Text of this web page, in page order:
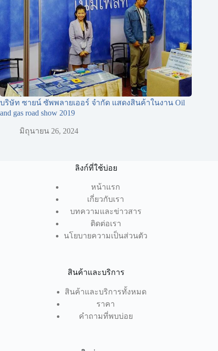
บริษัท ซายน์ ซัพพลายเออร์ จำกัด แสดงสินค้าในงาน Oil
and gas road show 2019
มิถุนายน 26, 2024
ลิงก์ที่ใช้บ่อย
หน้าแรก
เกี่ยวกับเรา
บทความและข่าวสาร
ติดต่อเรา
นโยบายความเป็นส่วนตัว
สินค้าและบริการ
สินค้าและบริการทั้งหมด
ราคา
คำถามที่พบบ่อย